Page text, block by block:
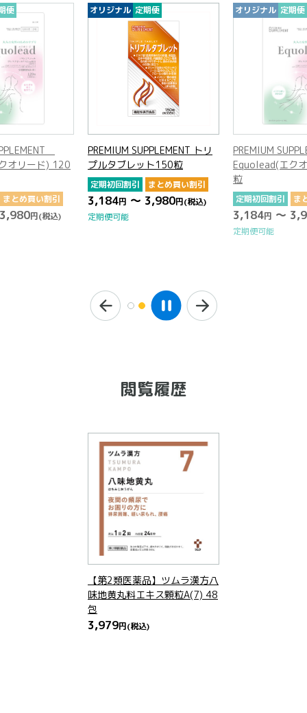
リジナル 定期便
SUPPLEMENT トリ
ルタブレット150粒
まとめ買い割引
円～ 3,980 円(税込)
期便可能
オリジナル
PREMIUM SUPPLEMENT
Equolead(エクオリード) 120
粒
定期初回割引 まとめ買い割引
円(税込)
オリ
プ
定
閲覧履歴
【第2類医薬品】ツムラ漢方八
味地黄丸料エキス顆粒A(7) 48
包
3,979円(税込)